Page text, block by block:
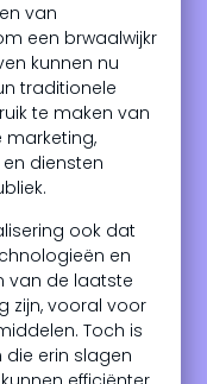
van
een brwaalwijkr
kunnen nu
traditionele
te maken van
diensten
ook dat
en
van de laatste
zijn, vooral voor
Toch is
erin slagen